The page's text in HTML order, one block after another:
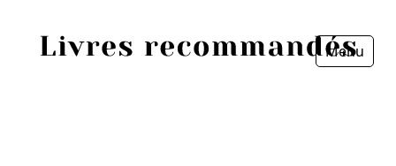
Menu
Fermer